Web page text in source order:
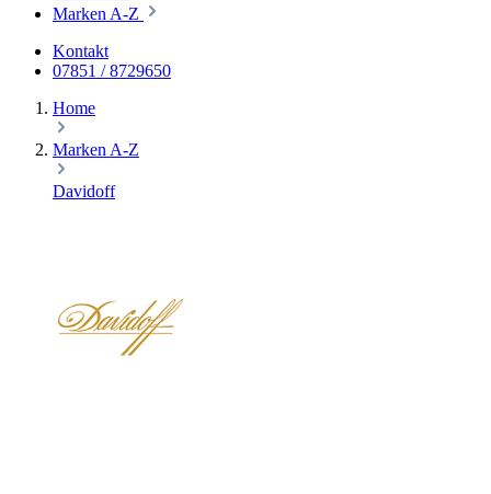
Marken A-Z
Kontakt
07851 / 8729650
Home
Marken A-Z
Davidoff